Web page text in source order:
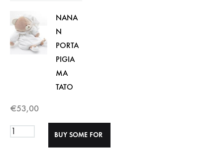
NANA
N
PORTA
PIGIA
MA
TATO
€53,00